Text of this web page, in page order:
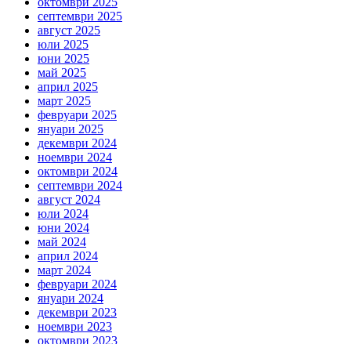
септември 2025
август 2025
юли 2025
юни 2025
май 2025
април 2025
март 2025
февруари 2025
януари 2025
декември 2024
ноември 2024
октомври 2024
септември 2024
август 2024
юли 2024
юни 2024
май 2024
април 2024
март 2024
февруари 2024
януари 2024
декември 2023
ноември 2023
октомври 2023